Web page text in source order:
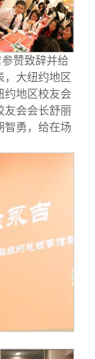
赞致辞并给
，大纽约地区
约地区校友会
友会会长舒丽
智勇，给在场